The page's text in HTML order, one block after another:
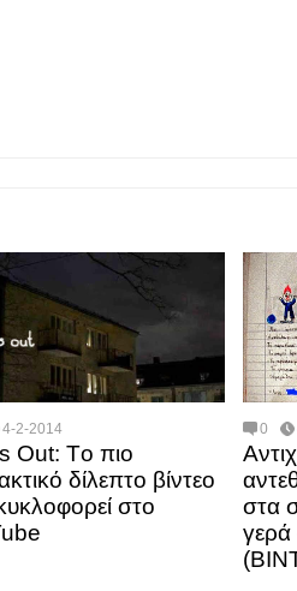
4-2-2014
Out: Tο πιο
δίλεπτο βίντεο
στο
0
στα
γερά